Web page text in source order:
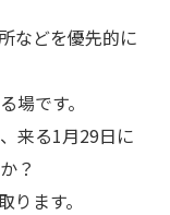
などを優先的に
場です。
来る1月29日に
？
ます。